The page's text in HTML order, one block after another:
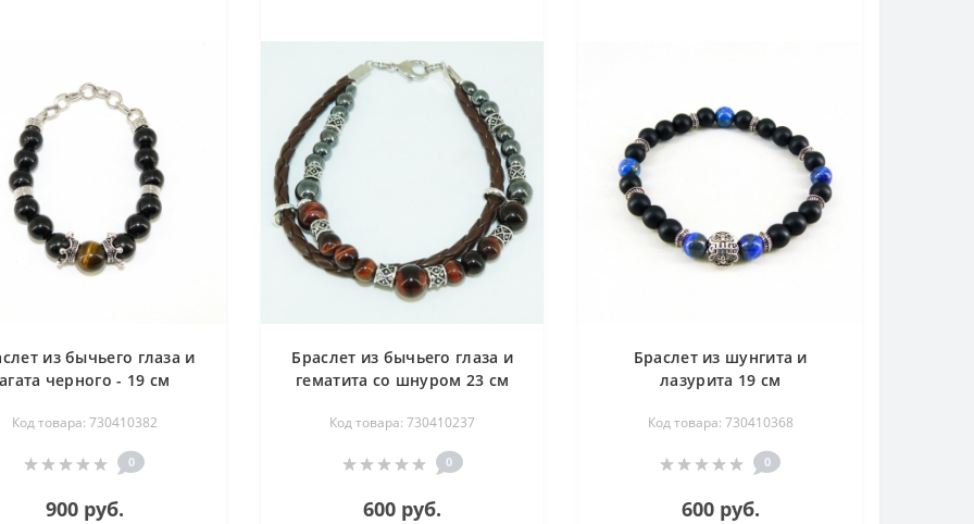
из бычьего глаза и
агата черного - 19 см
Код товара: 730410382
0
900 руб.
Браслет из бычьего глаза и
гематита со шнуром 23 см
Код товара: 730410237
0
600 руб.
Браслет из шунгита и
лазурита 19 см
Код товара: 730410368
0
600 руб.